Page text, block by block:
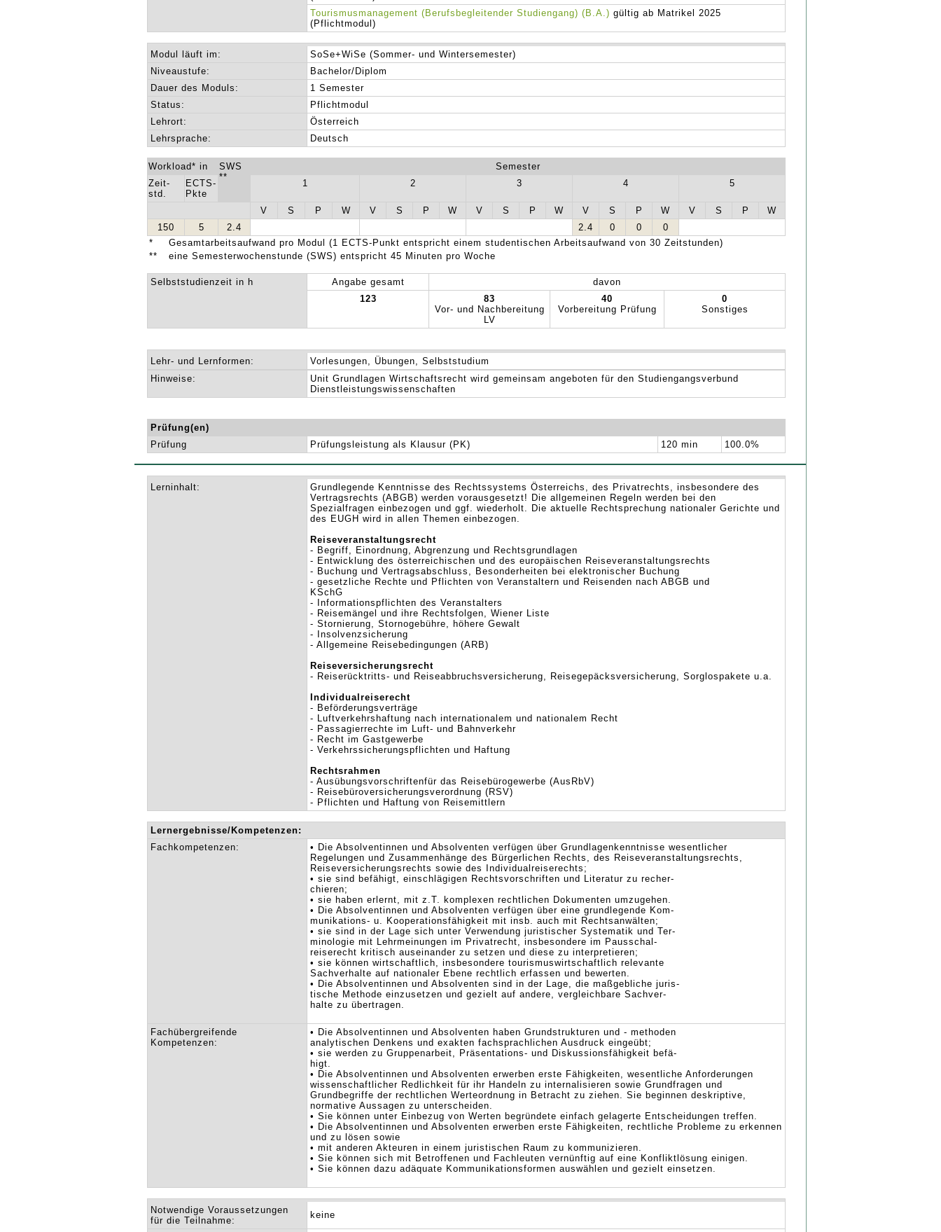
Tourismusmanagement (Berufsbegleitender Studiengang) (B.A.) gültig ab Matrikel 2025
(Pflichtmodul)
Modul läuft im:
SoSe+WiSe (Sommer- und Wintersemester)
Niveaustufe:
Bachelor/Diplom
Dauer des Moduls:
1 Semester
Status:
Pflichtmodul
Lehrort:
Österreich
Lehrsprache:
Deutsch
Workload* in
SWS
**
Semester
Zeit-
std.
ECTS-
Pkte
1 2 3 4 5
V S P W V S P W V S P W V S P W V S P
W
150
5 2.4 2.4 0 0
0
*
Gesamtarbeitsaufwand pro Modul (1 ECTS-Punkt entspricht einem studentischen Arbeitsaufwand von 30 Zeitstunden)
**
eine Semesterwochenstunde (SWS) entspricht 45 Minuten pro Woche
Selbststudienzeit in h Angabe gesamt
davon
123
83
Vor- und Nachbereitung
LV
40
Vorbereitung Prüfung
0
Sonstiges
Lehr- und Lernformen:
Vorlesungen, Übungen, Selbststudium
Hinweise:
Unit Grundlagen Wirtschaftsrecht wird gemeinsam angeboten für den Studiengangsverbund
Dienstleistungswissenschaften
Prüfung(en)
Prüfung
Prüfungsleistung als Klausur (PK) 120 min 100.0%
Lerninhalt:
Grundlegende Kenntnisse des Rechtssystems Österreichs, des Privatrechts, insbesondere des
Vertragsrechts (ABGB) werden vorausgesetzt! Die allgemeinen Regeln werden bei den
Spezialfragen einbezogen und ggf. wiederholt. Die aktuelle Rechtsprechung nationaler Gerichte und
des EUGH wird in allen Themen einbezogen.
Reiseveranstaltungsrecht
- Begriff, Einordnung, Abgrenzung und Rechtsgrundlagen
- Entwicklung des österreichischen und des europäischen Reiseveranstaltungsrechts
- Buchung und Vertragsabschluss, Besonderheiten bei elektronischer Buchung
- gesetzliche Rechte und Pflichten von Veranstaltern und Reisenden nach ABGB und
KSchG
- Informationspflichten des Veranstalters
- Reisemängel und ihre Rechtsfolgen, Wiener Liste
- Stornierung, Stornogebühre, höhere Gewalt
- Insolvenzsicherung
- Allgemeine Reisebedingungen (ARB)
Reiseversicherungsrecht
- Reiserücktritts- und Reiseabbruchsversicherung, Reisegepäcksversicherung, Sorglospakete u.a.
Individualreiserecht
- Beförderungsverträge
- Luftverkehrshaftung nach internationalem und nationalem Recht
- Passagierrechte im Luft- und Bahnverkehr
- Recht im Gastgewerbe
- Verkehrssicherungspflichten und Haftung
Rechtsrahmen
- Ausübungsvorschriftenfür das Reisebürogewerbe (AusRbV)
- Reisebüroversicherungsverordnung (RSV)
- Pflichten und Haftung von Reisemittlern
Lernergebnisse/Kompetenzen:
Fachkompetenzen:
• Die Absolventinnen und Absolventen verfügen über Grundlagenkenntnisse wesentlicher
Regelungen und Zusammenhänge des Bürgerlichen Rechts, des Reiseveranstaltungsrechts,
Reiseversicherungsrechts sowie des Individualreiserechts;
• sie sind befähigt, einschlägigen Rechtsvorschriften und Literatur zu recher-
chieren;
• sie haben erlernt, mit z.T. komplexen rechtlichen Dokumenten umzugehen.
• Die Absolventinnen und Absolventen verfügen über eine grundlegende Kom-
munikations- u. Kooperationsfähigkeit mit insb. auch mit Rechtsanwälten;
• sie sind in der Lage sich unter Verwendung juristischer Systematik und Ter-
minologie mit Lehrmeinungen im Privatrecht, insbesondere im Pausschal-
reiserecht kritisch auseinander zu setzen und diese zu interpretieren;
• sie können wirtschaftlich, insbesondere tourismuswirtschaftlich relevante
Sachverhalte auf nationaler Ebene rechtlich erfassen und bewerten.
• Die Absolventinnen und Absolventen sind in der Lage, die maßgebliche juris-
tische Methode einzusetzen und gezielt auf andere, vergleichbare Sachver-
halte zu übertragen.
Fachübergreifende
Kompetenzen:
• Die Absolventinnen und Absolventen haben Grundstrukturen und - methoden
analytischen Denkens und exakten fachsprachlichen Ausdruck eingeübt;
• sie werden zu Gruppenarbeit, Präsentations- und Diskussionsfähigkeit befä-
higt.
• Die Absolventinnen und Absolventen erwerben erste Fähigkeiten, wesentliche Anforderungen
wissenschaftlicher Redlichkeit für ihr Handeln zu internalisieren sowie Grundfragen und
Grundbegriffe der rechtlichen Werteordnung in Betracht zu ziehen. Sie beginnen deskriptive,
normative Aussagen zu unterscheiden.
• Sie können unter Einbezug von Werten begründete einfach gelagerte Entscheidungen treffen.
• Die Absolventinnen und Absolventen erwerben erste Fähigkeiten, rechtliche Probleme zu erkennen
und zu lösen sowie
• mit anderen Akteuren in einem juristischen Raum zu kommunizieren.
• Sie können sich mit Betroffenen und Fachleuten vernünftig auf eine Konfliktlösung einigen.
• Sie können dazu adäquate Kommunikationsformen auswählen und gezielt einsetzen.
Notwendige Voraussetzungen
für die Teilnahme:
keine